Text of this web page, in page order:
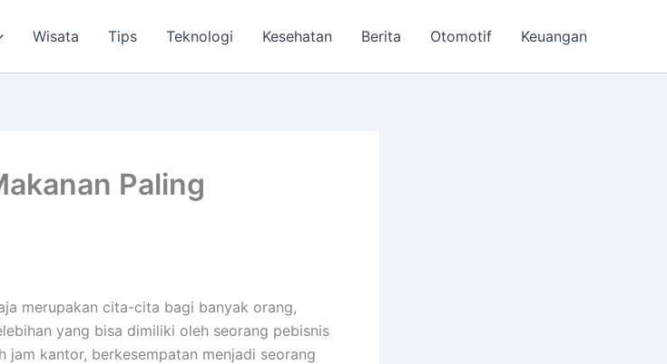
Wisata Tips Teknologi Kesehatan Berita Otomotif Keuangan
Paling
merupakan cita-cita bagi banyak orang,
yang bisa dimiliki oleh seorang pebisnis
jam kantor, berkesempatan menjadi seorang